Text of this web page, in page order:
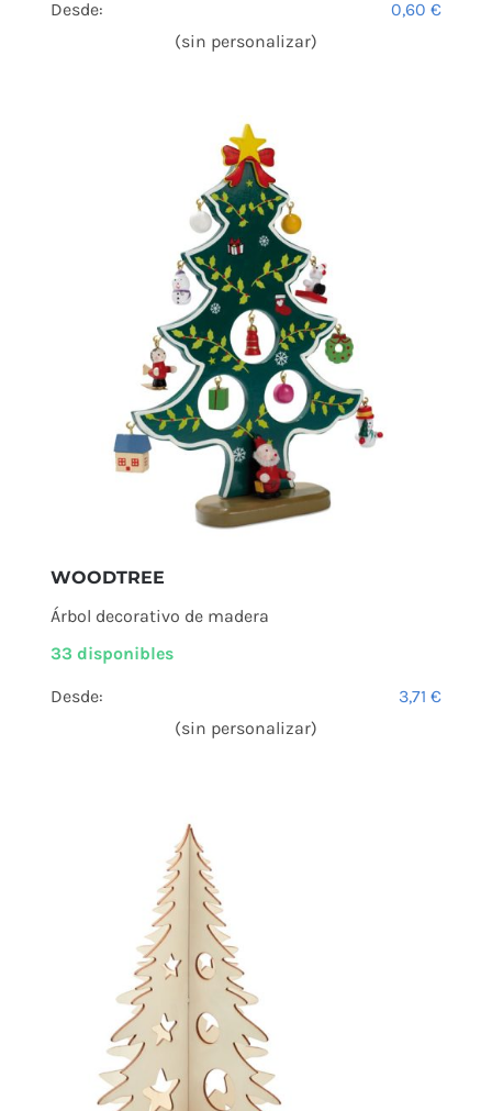
Desde: 0,60€
(sin personalizar)
WOODTREE
Árbol decorativo de madera
33 disponibles
Desde: 3,71€
(sin personalizar)